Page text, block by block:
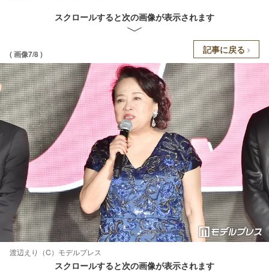
スクロールすると次の画像が表示されます
( 画像7/8 ) 記事に戻る
渡辺えり（C）モデルプレス
スクロールすると次の画像が表示されます